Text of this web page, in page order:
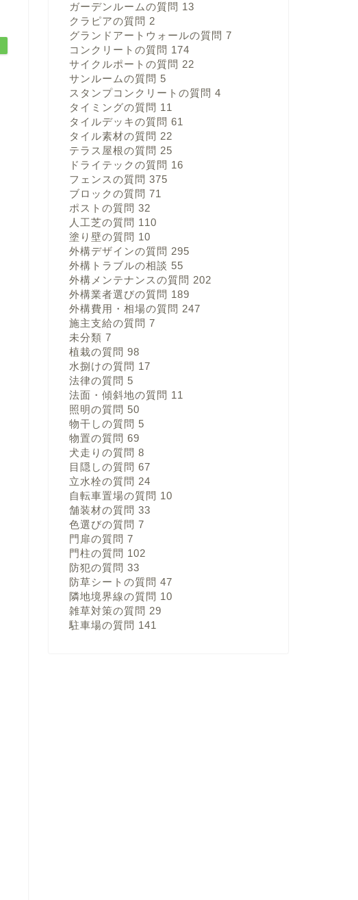
ガーデンルームの質問 13
クラピアの質問 2
グランドアートウォールの質問 7
コンクリートの質問 174
サイクルポートの質問 22
サンルームの質問 5
スタンプコンクリートの質問 4
タイミングの質問 11
タイルデッキの質問 61
タイル素材の質問 22
テラス屋根の質問 25
ドライテックの質問 16
フェンスの質問 375
ブロックの質問 71
ポストの質問 32
人工芝の質問 110
塗り壁の質問 10
外構デザインの質問 295
外構トラブルの相談 55
外構メンテナンスの質問 202
外構業者選びの質問 189
外構費用・相場の質問 247
施主支給の質問 7
未分類 7
植栽の質問 98
水捌けの質問 17
法律の質問 5
法面・傾斜地の質問 11
照明の質問 50
物干しの質問 5
物置の質問 69
犬走りの質問 8
目隠しの質問 67
立水栓の質問 24
自転車置場の質問 10
舗装材の質問 33
色選びの質問 7
門扉の質問 7
門柱の質問 102
防犯の質問 33
防草シートの質問 47
隣地境界線の質問 10
雑草対策の質問 29
駐車場の質問 141